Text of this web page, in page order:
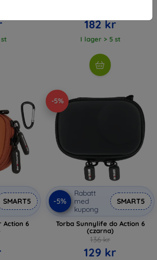
182 kr
I lager > 5 st
SMART5
Action 6
-5%
-5%
Rabatt
med
kupong
SMART5
Torba Sunnylife do Action 6
(czarna)
136 kr
129 kr